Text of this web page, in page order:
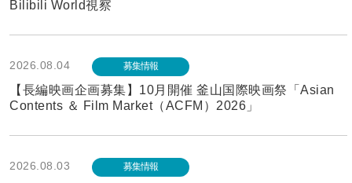
Bilibili World視察
2026.08.04 募集情報
【長編映画企画募集】10月開催 釜山国際映画祭「Asian
Contents ＆ Film Market（ACFM）2026」
2026.08.03 募集情報